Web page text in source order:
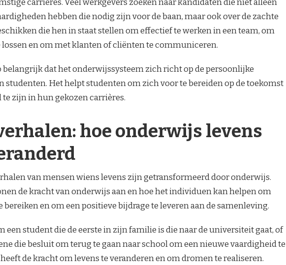
carrières. Veel werkgevers zoeken naar kandidaten die niet alleen
hebben die nodig zijn voor de baan, maar ook over de zachte
die hen in staat stellen om effectief te werken in een team, om
en om met klanten of cliënten te communiceren.
belangrijk dat het onderwijssysteem zich richt op de persoonlijke
studenten. Het helpt studenten om zich voor te bereiden op de toekomst
te zijn in hun gekozen carrières.
hoe onderwijs levens
van mensen wiens levens zijn getransformeerd door onderwijs.
de kracht van onderwijs aan en hoe het individuen kan helpen om
en om een positieve bijdrage te leveren aan de samenleving.
een student die de eerste in zijn familie is die naar de universiteit gaat, of
die besluit om terug te gaan naar school om een nieuwe vaardigheid te
de kracht om levens te veranderen en om dromen te realiseren.